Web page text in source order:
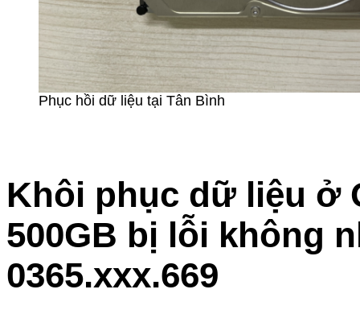
Phục hồi dữ liệu tại Tân Bình
Khôi phục dữ liệu ở
500GB bị lỗi không
0365.xxx.669